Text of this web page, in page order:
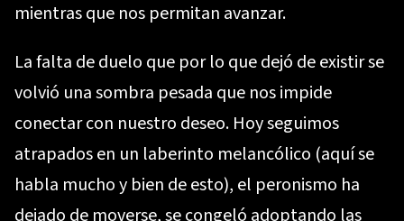
mientras que nos permitan avanzar.
La falta de duelo que por lo que dejó de existir se
volvió una sombra pesada que nos impide
conectar con nuestro deseo. Hoy seguimos
atrapados en un laberinto melancólico (aquí se
habla mucho y bien de esto), el peronismo ha
dejado de moverse, se congeló adoptando las